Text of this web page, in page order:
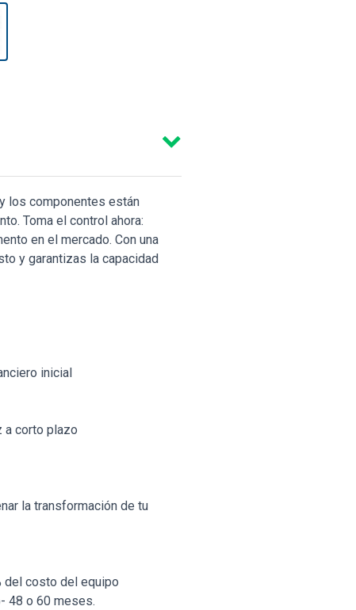
los componentes están
Toma el control ahora:
en el mercado. Con una
y garantizas la capacidad
inicial
a corto plazo
la transformación de tu
del costo del equipo
48 o 60 meses.